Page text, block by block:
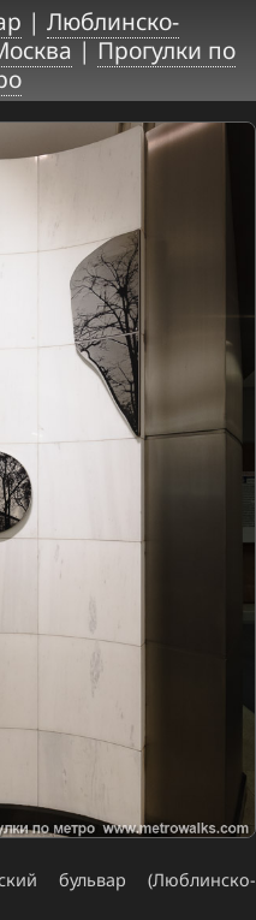
| Люблинско-
|Прогулки по
бульвар (Люблинско-